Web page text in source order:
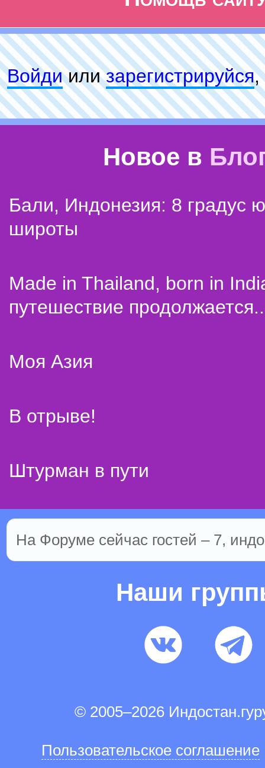
Войдиилизарeгиcтpируйся,
Новое в
Бали, Индонезия: 8 градус
широты
Made in Thailand, born in
путешествие
Моя Азия
В отрыве!
Штурман в пути
На Форуме сейчас гостей – 7,
Наши
© 2005–2026
Пользовательское соглашение